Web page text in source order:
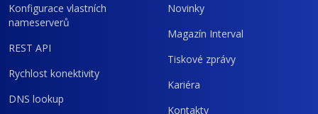
Konfigurace vlastních
nameserverů
REST API
Rychlost konektivity
DNS lookup
Novinky
Magazín Interval
Tiskové zprávy
Kariéra
Kontakty